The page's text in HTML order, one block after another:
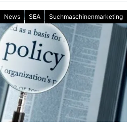
News SEA Suchmaschinenmarketing